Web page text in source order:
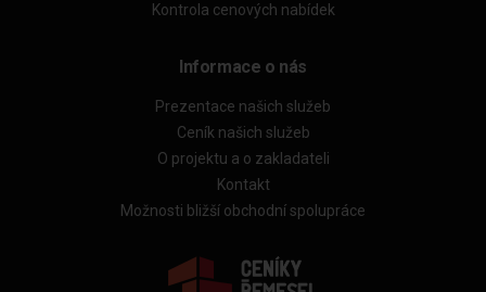
Kontrola cenových nabídek
Informace o nás
Prezentace našich služeb
Ceník našich služeb
O projektu a o zakladateli
Kontakt
Možnosti bližší obchodní spolupráce